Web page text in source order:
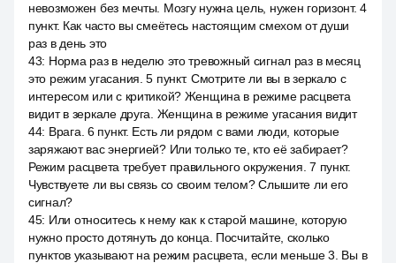
невозможен без мечты. Мозгу нужна цель, нужен горизонт. 4
пункт. Как часто вы смеётесь настоящим смехом от души
раз в день это
43: Норма раз в неделю это тревожный сигнал раз в месяц
это режим угасания. 5 пункт. Смотрите ли вы в зеркало с
интересом или с критикой? Женщина в режиме расцвета
видит в зеркале друга. Женщина в режиме угасания видит
44: Врага. 6 пункт. Есть ли рядом с вами люди, которые
заряжают вас энергией? Или только те, кто её забирает?
Режим расцвета требует правильного окружения. 7 пункт.
Чувствуете ли вы связь со своим телом? Слышите ли его
сигнал?
45: Или относитесь к нему как к старой машине, которую
нужно просто дотянуть до конца. Посчитайте, сколько
пунктов указывают на режим расцвета, если меньше 3. Вы в